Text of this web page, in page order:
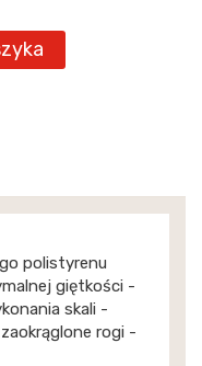
polistyrenu
giętkości -
skali -
rogi -